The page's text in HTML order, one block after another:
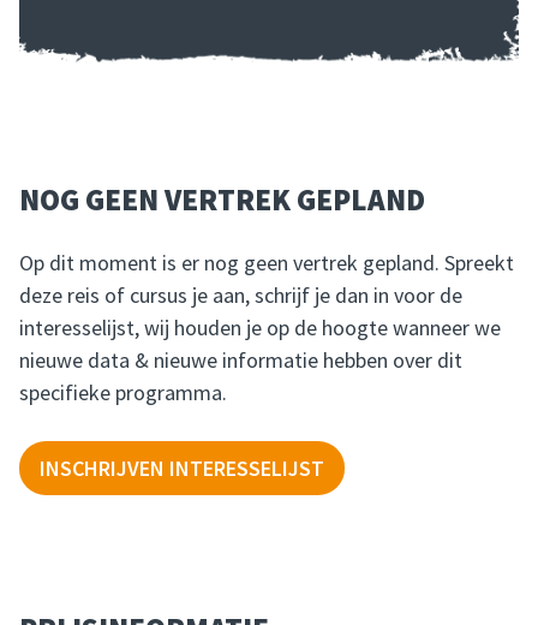
NOG GEEN VERTREK GEPLAND
Op dit moment is er nog geen vertrek gepland. Spreekt
deze reis of cursus je aan, schrijf je dan in voor de
interesselijst, wij houden je op de hoogte wanneer we
nieuwe data & nieuwe informatie hebben over dit
specifieke programma.
INSCHRIJVEN INTERESSELIJST